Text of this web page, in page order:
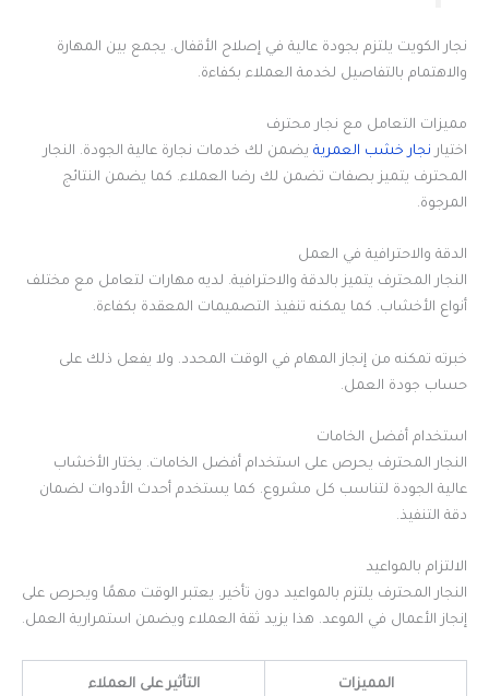
نجار الكويت يلتزم بجودة عالية في إصلاح الأقفال. يجمع بين المهارة
والاهتمام بالتفاصيل لخدمة العملاء بكفاءة.
مميزات التعامل مع نجار محترف
اختيار نجار خشب العمرية يضمن لك خدمات نجارة عالية الجودة. النجار
المحترف يتميز بصفات تضمن لك رضا العملاء. كما يضمن النتائج
المرجوة.
الدقة والاحترافية في العمل
النجار المحترف يتميز بالدقة والاحترافية. لديه مهارات لتعامل مع مختلف
أنواع الأخشاب. كما يمكنه تنفيذ التصميمات المعقدة بكفاءة.
خبرته تمكنه من إنجاز المهام في الوقت المحدد. ولا يفعل ذلك على
حساب جودة العمل.
استخدام أفضل الخامات
النجار المحترف يحرص على استخدام أفضل الخامات. يختار الأخشاب
عالية الجودة لتناسب كل مشروع. كما يستخدم أحدث الأدوات لضمان
دقة التنفيذ.
الالتزام بالمواعيد
النجار المحترف يلتزم بالمواعيد دون تأخير. يعتبر الوقت مهمًا ويحرص على
إنجاز الأعمال في الموعد. هذا يزيد ثقة العملاء ويضمن استمرارية العمل.
المميزات التأثير على العملاء